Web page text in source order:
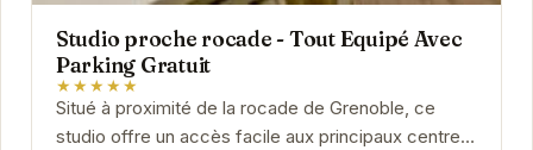
Studio proche rocade - Tout Equipé Avec
Parking Gratuit
★★★★★
Situé à proximité de la rocade de Grenoble, ce
studio offre un accès facile aux principaux centres